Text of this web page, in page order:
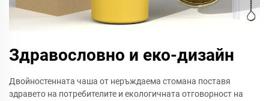
Здравословно и еко-дизайн
Двойностенната чаша от неръждаема стомана поставя
здравето на потребителите и екологичната отговорност на